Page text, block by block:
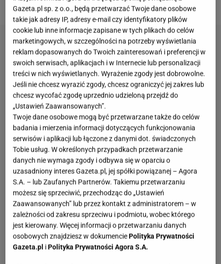
stronie głównejGazeta.pl
Gazeta.pl sp. z o.o., będą przetwarzać Twoje dane osobowe
takie jak adresy IP, adresy e-mail czy identyfikatory plików
cookie lub inne informacje zapisane w tych plikach do celów
marketingowych, w szczególności na potrzeby wyświetlania
reklam dopasowanych do Twoich zainteresowań i preferencji w
swoich serwisach, aplikacjach i w Internecie lub personalizacji
treści w nich wyświetlanych. Wyrażenie zgody jest dobrowolne.
Jeśli nie chcesz wyrazić zgody, chcesz ograniczyć jej zakres lub
chcesz wycofać zgodę uprzednio udzieloną przejdź do
„Ustawień Zaawansowanych”.
Twoje dane osobowe mogą być przetwarzane także do celów
badania i mierzenia informacji dotyczących funkcjonowania
serwisów i aplikacji lub łączone z danymi dot. świadczonych
Tobie usług. W określonych przypadkach przetwarzanie
danych nie wymaga zgody i odbywa się w oparciu o
uzasadniony interes Gazeta.pl, jej spółki powiązanej – Agora
S.A. – lub Zaufanych Partnerów. Takiemu przetwarzaniu
możesz się sprzeciwić, przechodząc do „Ustawień
Zaawansowanych” lub przez kontakt z administratorem – w
zależności od zakresu sprzeciwu i podmiotu, wobec którego
jest kierowany. Więcej informacji o przetwarzaniu danych
osobowych znajdziesz w dokumenciePolityka Prywatności
Gazeta.pl iPolityka Prywatności Agora S.A.